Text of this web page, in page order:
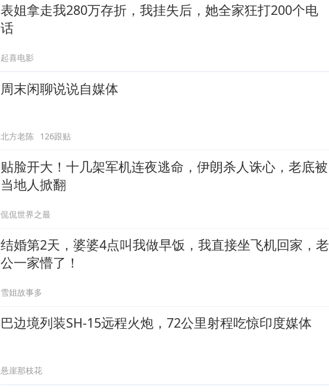
表姐拿走我280万存折，我挂失后，她全家狂打200个电
话
起喜电影
周末闲聊说说自媒体
北方老陈 126跟贴
贴脸开大！十几架军机连夜逃命，伊朗杀人诛心，老底被
当地人掀翻
侃侃世界之最
结婚第2天，婆婆4点叫我做早饭，我直接坐飞机回家，老
公一家懵了！
雪姐故事多
巴边境列装SH-15远程火炮，72公里射程吃惊印度媒体
悬崖那枝花